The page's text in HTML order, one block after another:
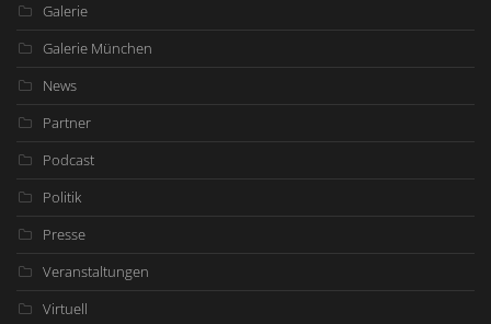
Galerie
Galerie München
News
Partner
Podcast
Politik
Presse
Veranstaltungen
Virtuell